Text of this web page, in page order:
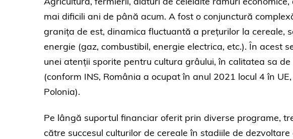
mai dificili ani de până acum. A fost o conjunctură
granița de est, dinamica fluctuantă a prețurilor la cereale,
energie (gaz, combustibil, energie electrica, etc.). În acest
unei atenții sporite pentru cultura grâului, în calitatea sa
(conform INS, România a ocupat în anul 2021 locul 4 în
Polonia).
Pe lângă suportul financiar oferit prin diverse programe,
către succesul culturilor de cereale în stadiile de dezvoltare